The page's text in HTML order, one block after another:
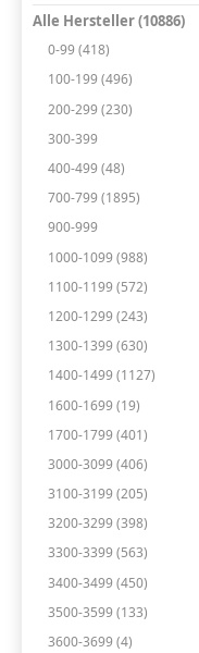
Alle Hersteller (10886)
0-99 (418)
100-199 (496)
200-299 (230)
300-399
400-499 (48)
700-799 (1895)
900-999
1000-1099 (988)
1100-1199 (572)
1200-1299 (243)
1300-1399 (630)
1400-1499 (1127)
1600-1699 (19)
1700-1799 (401)
3000-3099 (406)
3100-3199 (205)
3200-3299 (398)
3300-3399 (563)
3400-3499 (450)
3500-3599 (133)
3600-3699 (4)